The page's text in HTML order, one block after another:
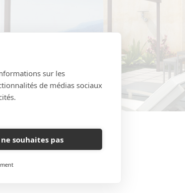
sur les
de médias sociaux
ne souhaites pas